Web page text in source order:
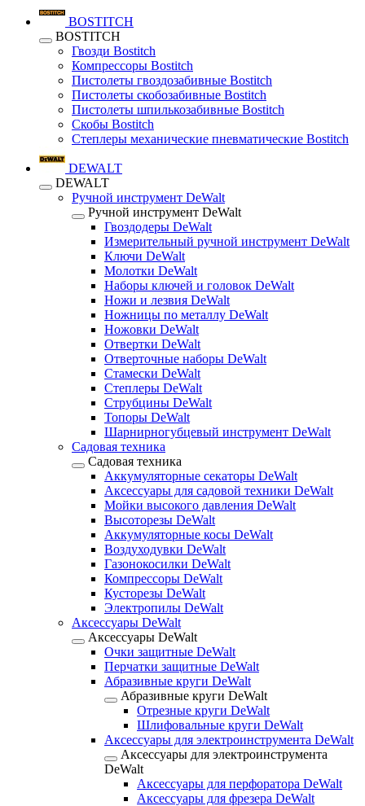
BOSTITCH
BOSTITCH
Гвозди Bostitch
Компрессоры Bostitch
Пистолеты гвоздозабивные Bostitch
Пистолеты скобозабивные Bostitch
Пистолеты шпилькозабивные Bostitch
Скобы Bostitch
Степлеры механические пневматические Bostitch
DEWALT
DEWALT
Ручной инструмент DeWalt
Ручной инструмент DeWalt
Гвоздодеры DeWalt
Измерительный ручной инструмент DeWalt
Ключи DeWalt
Молотки DeWalt
Наборы ключей и головок DeWalt
Ножи и лезвия DeWalt
Ножницы по металлу DeWalt
Ножовки DeWalt
Отвертки DeWalt
Отверточные наборы DeWalt
Стамески DeWalt
Степлеры DeWalt
Струбцины DeWalt
Топоры DeWalt
Шарнирногубцевый инструмент DeWalt
Садовая техника
Садовая техника
Аккумуляторные секаторы DeWalt
Аксессуары для садовой техники DeWalt
Мойки высокого давления DeWalt
Высоторезы DeWalt
Аккумуляторные косы DeWalt
Воздуходувки DeWalt
Газонокосилки DeWalt
Компрессоры DeWalt
Кусторезы DeWalt
Электропилы DeWalt
Аксессуары DeWalt
Аксессуары DeWalt
Очки защитные DeWalt
Перчатки защитные DeWalt
Абразивные круги DeWalt
Абразивные круги DeWalt
Отрезные круги DeWalt
Шлифовальные круги DeWalt
Аксессуары для электроинструмента DeWalt
Аксессуары для электроинструмента
DeWalt
Аксессуары для перфоратора DeWalt
Аксессуары для фрезера DeWalt